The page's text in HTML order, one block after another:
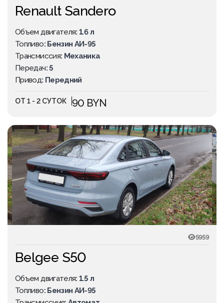
Renault Sandero
Объем двигателя: 1.6 л
Топливо: Бензин АИ-95
Трансмиссия: Механика
Передач: 5
Привод: Передний
ОТ 1 - 2 СУТОК 90 BYN
ПОПУЛЯРНОЕ
5959
Belgee S50
Объем двигателя: 1.5 л
Топливо: Бензин АИ-95